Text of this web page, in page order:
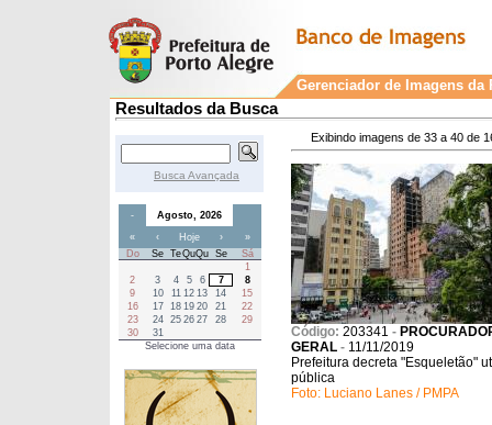
Gerenciador de Imagens da
Resultados da Busca
Exibindo imagens de 33 a 40 de
Código: 203341 -
GERAL - 11/11/2019
Prefeitura decreta "Esqueletão"
pública
Foto: Luciano Lanes / PMPA
Busca Avançada
-
Agosto, 2026
«
‹ Hoje ›
»
Do
Se TeQuQu Se
Sá
1
2
3 4 5 6 7
8
9
10 11 12 13 14
15
16
17 18 19 20 21
22
23
24 25 26 27 28
29
30
31
Selecione uma data